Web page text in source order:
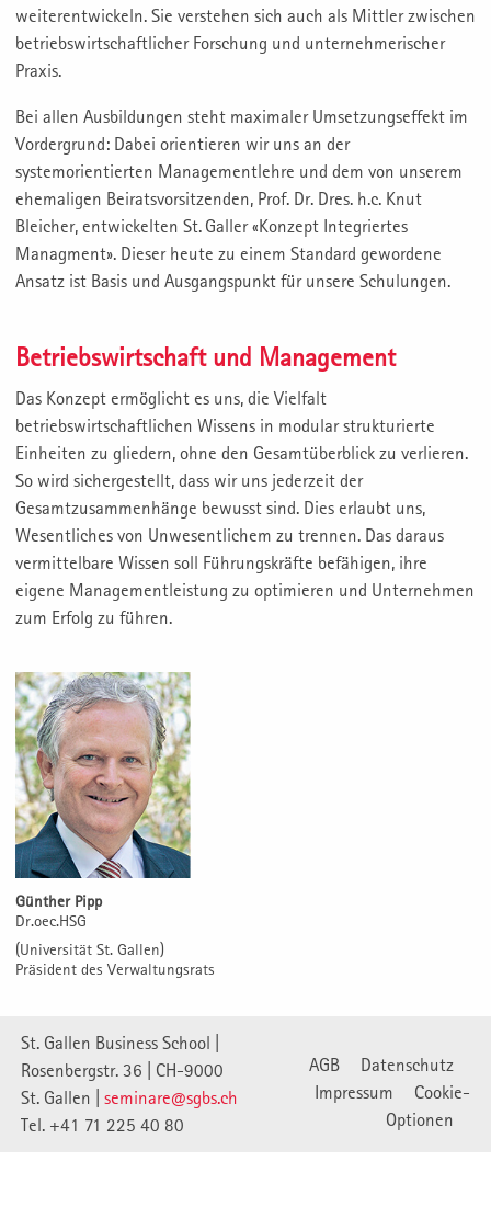
weiterentwickeln. Sie verstehen sich auch als Mittler zwischen
betriebswirtschaftlicher Forschung und unternehmerischer
Praxis.
Bei allen Ausbildungen steht maximaler Umsetzungseffekt im
Vordergrund: Dabei orientieren wir uns an der
systemorientierten Managementlehre und dem von unserem
ehemaligen Beiratsvorsitzenden, Prof. Dr. Dres. h.c. Knut
Bleicher, entwickelten St. Galler «Konzept Integriertes
Managment». Dieser heute zu einem Standard gewordene
Ansatz ist Basis und Ausgangspunkt für unsere Schulungen.
Betriebswirtschaft und Management
Das Konzept ermöglicht es uns, die Vielfalt
betriebswirtschaftlichen Wissens in modular strukturierte
Einheiten zu gliedern, ohne den Gesamtüberblick zu verlieren.
So wird sichergestellt, dass wir uns jederzeit der
Gesamtzusammenhänge bewusst sind. Dies erlaubt uns,
Wesentliches von Unwesentlichem zu trennen. Das daraus
vermittelbare Wissen soll Führungskräfte befähigen, ihre
eigene Managementleistung zu optimieren und Unternehmen
zum Erfolg zu führen.
Günther Pipp
Dr.oec.HSG
(Universität St. Gallen)
Präsident des Verwaltungsrats
St. Gallen Business School |
Rosenbergstr. 36 | CH-9000
St. Gallen | seminare@sgbs.ch
Tel. +41 71 225 40 80
AGB
Datenschutz
Impressum
Cookie-
Optionen